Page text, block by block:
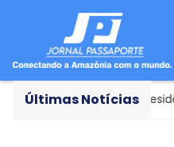
Últimas Notícias
em chapa pura à Presidência